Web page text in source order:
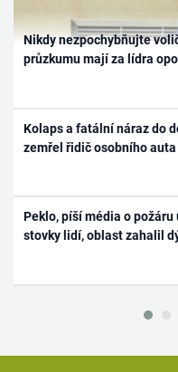
Nikdy nezpochybňujte
průzkumu mají za lídra
Kolaps a fatální náraz do
zemřel řidič osobního auta
Peklo, píší média o
stovky lidí, oblast zahalil